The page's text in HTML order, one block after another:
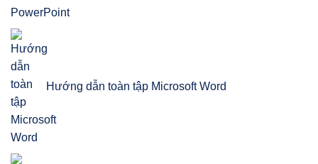
Hướng dẫn toàn tập Microsoft Word